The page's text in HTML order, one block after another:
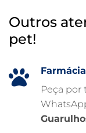
HOSPITAL
HOSPITAL
FISIOTERAPIA
FARMÁCIA
Outros
pet!
Peça por